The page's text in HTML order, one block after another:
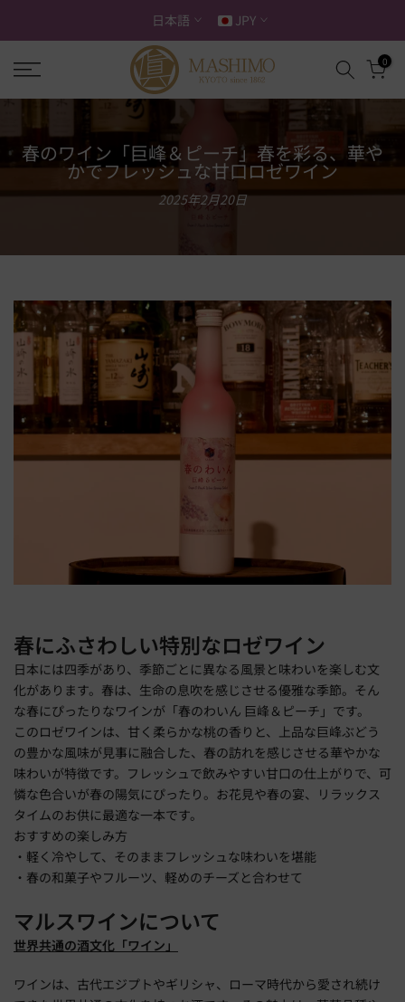
キ
ッ
プ
す
日本語 JPY
0
春のワイン「巨峰＆ピーチ」春を彩る、華や
かでフレッシュな甘口ロゼワイン
2025年2月20日
春にふさわしい特別なロゼワイン
日本には四季があり、季節ごとに異なる風景と味わいを楽しむ文
化があります。春は、生命の息吹を感じさせる優雅な季節。そん
な春にぴったりなワインが「春のわいん 巨峰＆ピーチ」です。
このロゼワインは、甘く柔らかな桃の香りと、上品な巨峰ぶどう
の豊かな風味が見事に融合した、春の訪れを感じさせる華やかな
味わいが特徴です。フレッシュで飲みやすい甘口の仕上がりで、可
憐な色合いが春の陽気にぴったり。お花見や春の宴、リラックス
タイムのお供に最適な一本です。
おすすめの楽しみ方
・軽く冷やして、そのままフレッシュな味わいを堪能
・春の和菓子やフルーツ、軽めのチーズと合わせて
マルスワインについて
世界共通の酒文化「ワイン」
ワインは、古代エジプトやギリシャ、ローマ時代から愛され続け